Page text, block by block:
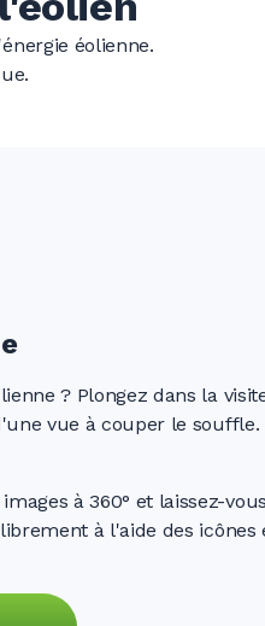
éolienne.
? Plongez dans la
vue à couper le souffle.
à 360° et laissez-
à l'aide des